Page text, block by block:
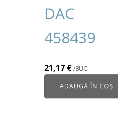
DAC
458439
21,17 €/BUC
ADAUGĂ ÎN COȘ